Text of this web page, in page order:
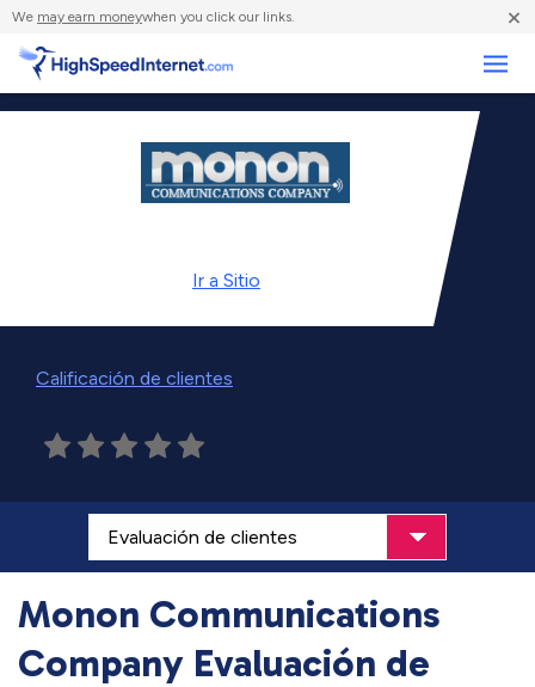
We may earn moneywhen you click our links. ×
Ir a Sitio
Calificación de clientes
Monon Communications
Company Evaluación de